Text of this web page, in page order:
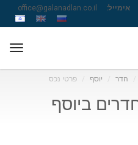
אימייל:
office@galanadlan.co.il
הדר יוסף פרטי נכס